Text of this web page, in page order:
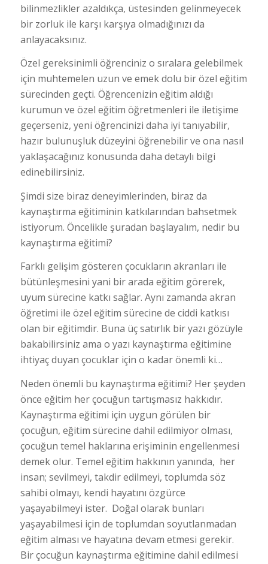
bilinmezlikler azaldıkça, üstesinden gelinmeyecek
bir zorluk ile karşı karşıya olmadığınızı da
anlayacaksınız.
Özel gereksinimli öğrenciniz o sıralara gelebilmek
için muhtemelen uzun ve emek dolu bir özel eğitim
sürecinden geçti. Öğrencenizin eğitim aldığı
kurumun ve özel eğitim öğretmenleri ile iletişime
geçerseniz, yeni öğrencinizi daha iyi tanıyabilir,
hazır bulunuşluk düzeyini öğrenebilir ve ona nasıl
yaklaşacağınız konusunda daha detaylı bilgi
edinebilirsiniz.
Şimdi size biraz deneyimlerinden, biraz da
kaynaştırma eğitiminin katkılarından bahsetmek
istiyorum. Öncelikle şuradan başlayalım, nedir bu
kaynaştırma eğitimi?
Farklı gelişim gösteren çocukların akranları ile
bütünleşmesini yani bir arada eğitim görerek,
uyum sürecine katkı sağlar. Aynı zamanda akran
öğretimi ile özel eğitim sürecine de ciddi katkısı
olan bir eğitimdir. Buna üç satırlık bir yazı gözüyle
bakabilirsiniz ama o yazı kaynaştırma eğitimine
ihtiyaç duyan çocuklar için o kadar önemli ki…
Neden önemli bu kaynaştırma eğitimi? Her şeyden
önce eğitim her çocuğun tartışmasız hakkıdır.
Kaynaştırma eğitimi için uygun görülen bir
çocuğun, eğitim sürecine dahil edilmiyor olması,
çocuğun temel haklarına erişiminin engellenmesi
demek olur. Temel eğitim hakkının yanında, her
insan; sevilmeyi, takdir edilmeyi, toplumda söz
sahibi olmayı, kendi hayatını özgürce
yaşayabilmeyi ister. Doğal olarak bunları
yaşayabilmesi için de toplumdan soyutlanmadan
eğitim alması ve hayatına devam etmesi gerekir.
Bir çocuğun kaynaştırma eğitimine dahil edilmesi